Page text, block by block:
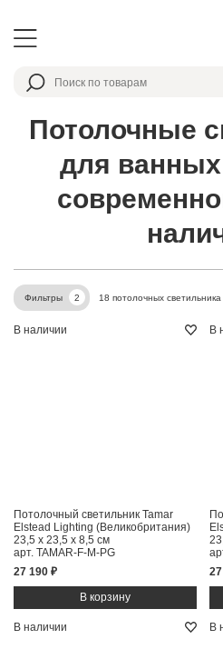
Потолочные
для
Фильтры 2 18 потолочных светильника
В наличии
Потолочный светильник Tamar
Elstead Lighting (Великобритания)
23,5 x 23,5 x 8,5 см
арт. TAMAR-F-M-PG
27 190 ₽
В
В наличии В